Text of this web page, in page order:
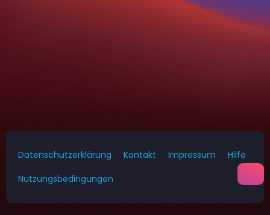
Datenschutzerklärung Kontakt Impressum
Hilfe
Nutzungsbedingungen